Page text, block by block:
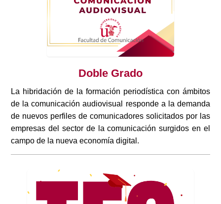
Doble Grado
La hibridación de la formación periodística con ámbitos
de la comunicación audiovisual responde a la demanda
de nuevos perfiles de comunicadores solicitados por las
empresas del sector de la comunicación surgidos en el
campo de la nueva economía digital.